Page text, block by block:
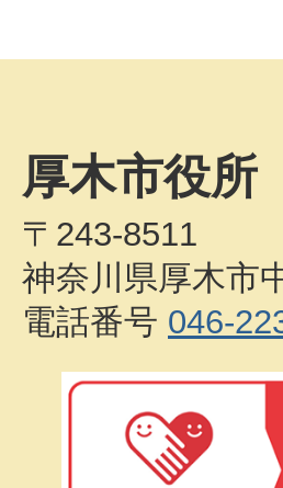
厚木市役所
〒243-8511
神奈川県厚木市
電話番号 046-